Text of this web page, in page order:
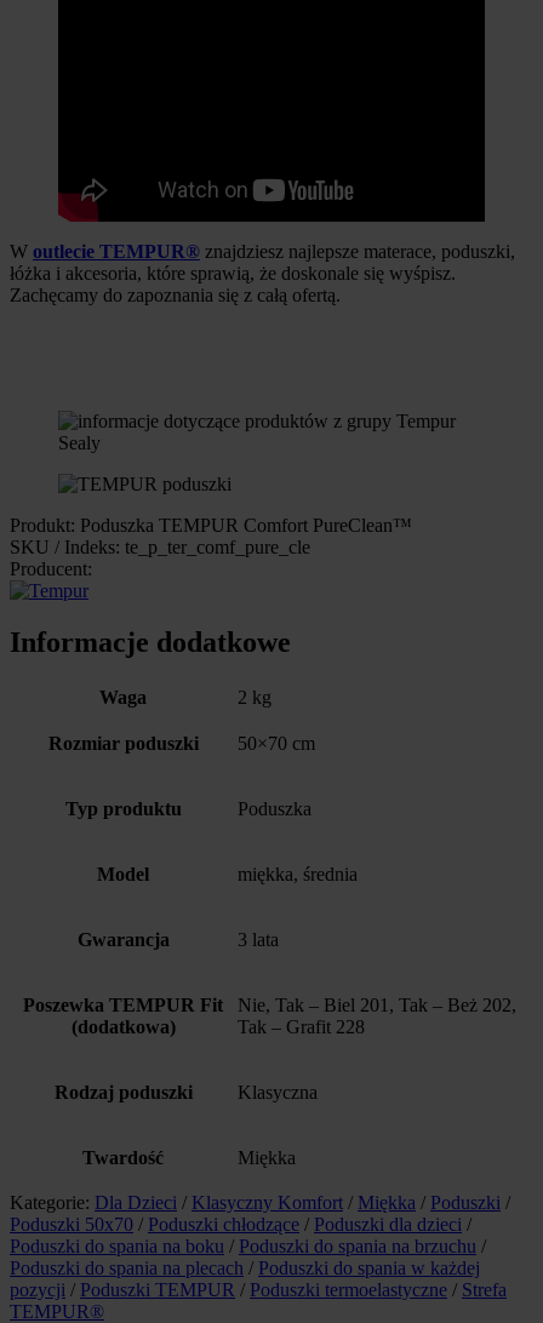
W outlecie TEMPUR® znajdziesz najlepsze materace, poduszki,
łóżka i akcesoria, które sprawią, że doskonale się wyśpisz.
Zachęcamy do zapoznania się z całą ofertą.
Produkt: Poduszka TEMPUR Comfort PureClean™
SKU / Indeks: te_p_ter_comf_pure_cle
Producent:
Informacje dodatkowe
Waga 2 kg
Rozmiar poduszki 50×70 cm
Typ produktu Poduszka
Model miękka, średnia
Gwarancja 3 lata
Poszewka TEMPUR Fit
(dodatkowa)
Nie, Tak – Biel 201, Tak – Beż 202,
Tak – Grafit 228
Rodzaj poduszki Klasyczna
Twardość Miękka
Kategorie: Dla Dzieci / Klasyczny Komfort / Miękka / Poduszki /
Poduszki 50x70 / Poduszki chłodzące / Poduszki dla dzieci /
Poduszki do spania na boku / Poduszki do spania na brzuchu /
Poduszki do spania na plecach / Poduszki do spania w każdej
pozycji / Poduszki TEMPUR / Poduszki termoelastyczne / Strefa
TEMPUR®